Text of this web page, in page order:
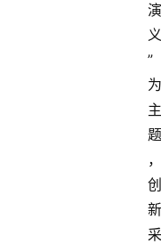
演
义
”
为
主
题
，
创
新
采